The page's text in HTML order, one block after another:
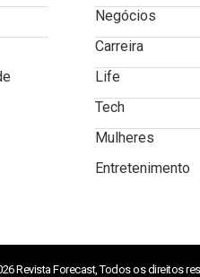
Negócios
Carreira
Life
Tech
Mulheres
Entretenimento
Revista Forecast, Todos os direitos